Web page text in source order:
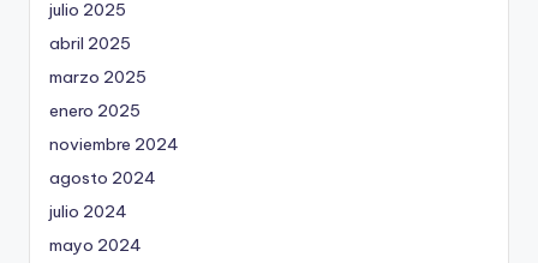
julio 2025
abril 2025
marzo 2025
enero 2025
noviembre 2024
agosto 2024
julio 2024
mayo 2024